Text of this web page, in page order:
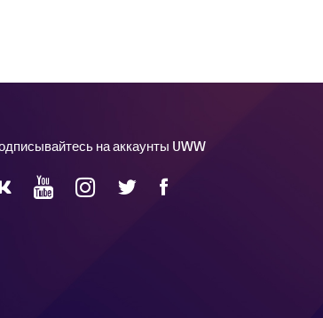
на аккаунты UWW
YouTubeInstagram
Twitter Facebook